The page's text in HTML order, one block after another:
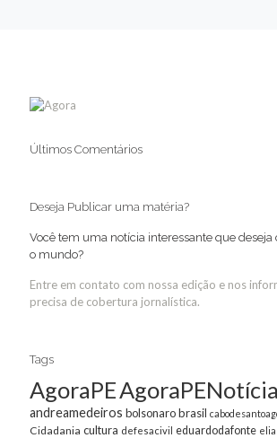
Últimos Comentários
Deseja Publicar uma matéria?
Você tem uma notícia interessante que
o mundo?
Entre em contato com nossa edição e nos
precisa de cobertura jornalística.
Tags
AgoraPE
andreamedeiros bolsonarobrasil
Cidadania cultura defesacivil eduardodafonte